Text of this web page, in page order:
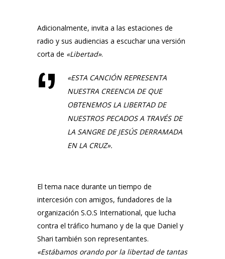
Adicionalmente, invita a las estaciones de
radio y sus audiencias a escuchar una versión
corta de «Libertad».
«ESTA CANCIÓN REPRESENTA
NUESTRA CREENCIA DE QUE
OBTENEMOS LA LIBERTAD DE
NUESTROS PECADOS A TRAVÉS DE
LA SANGRE DE JESÚS DERRAMADA
EN LA CRUZ».
El tema nace durante un tiempo de
intercesión con amigos, fundadores de la
organización S.O.S International, que lucha
contra el tráfico humano y de la que Daniel y
Shari también son representantes.
«Estábamos orando por la libertad de tantas